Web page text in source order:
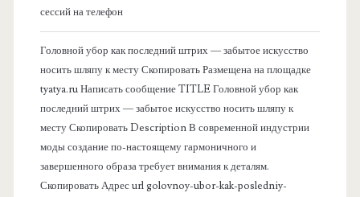
сессий на телефон
Головной убор как последний штрих — забытое искусство
носить шляпу к месту Скопировать Размещена на площадке
tyatya.ru Написать сообщение TITLE Головной убор как
последний штрих — забытое искусство носить шляпу к
месту Скопировать Description В современной индустрии
моды создание по-настоящему гармоничного и
завершенного образа требует внимания к деталям.
Скопировать Адрес url golovnoy-ubor-kak-posledniy-